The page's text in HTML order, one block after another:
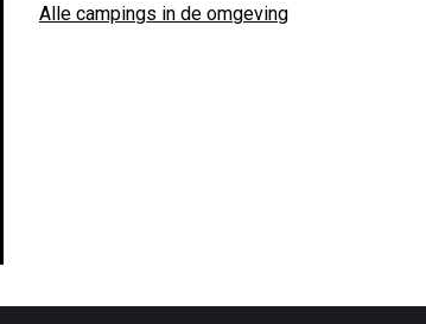
Alle campings in de omgeving